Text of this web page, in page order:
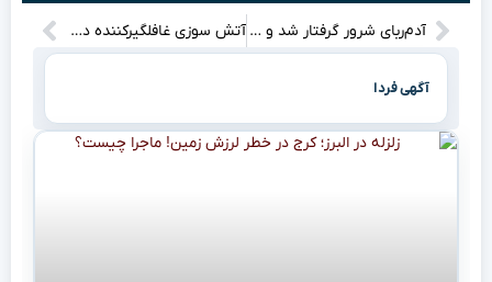
آدم‌ربای شرور گرفتار شد و زن ربوده شده به آغوش خانه‌اش برگشت! آتش سوزی غافلگیرکننده در شهرک محمودآباد قم! چه اتفاقی افتاده است؟
آگهی فردا